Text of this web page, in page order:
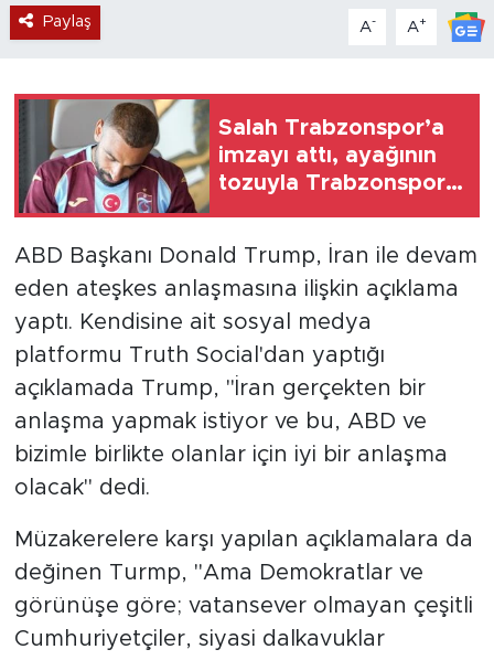
Paylaş A- A+
Salah Trabzonspor’a
imzayı attı, ayağının
tozuyla Trabzonspor
ABD Başkanı Donald Trump, İran ile devam
eden ateşkes anlaşmasına ilişkin açıklama
yaptı. Kendisine ait sosyal medya
platformu Truth Social'dan yaptığı
açıklamada Trump, "İran gerçekten bir
anlaşma yapmak istiyor ve bu, ABD ve
bizimle birlikte olanlar için iyi bir anlaşma
olacak" dedi.
Müzakerelere karşı yapılan açıklamalara da
değinen Turmp, "Ama Demokratlar ve
görünüşe göre; vatansever olmayan çeşitli
Cumhuriyetçiler, siyasi dalkavuklar